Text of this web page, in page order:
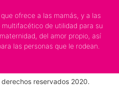
ofrece a las mamás, y a las
de utilidad para su
del amor propio, así
las personas que le rodean.
reservados 2020.